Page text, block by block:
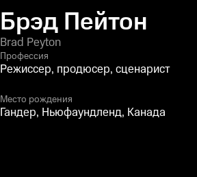
Брэд Пейтон
Brad Peyton
Профессия
Режиссер, продюсер, сценарист
Место рождения
Гандер, Ньюфаундленд, Канада